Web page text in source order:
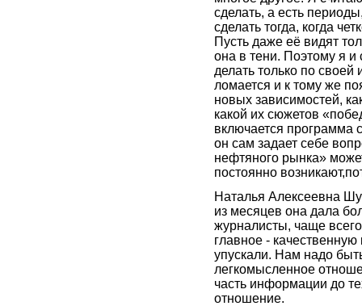
сделать, а есть
сделать тогда, когда
Пусть даже её видят
она в тени. Поэтому я и
делать только по своей
ломается и к тому же
новых зависимостей,
какой их сюжетов
включается программа
он сам задает себе
нефтяного рынка»
постоянно
Наталья Алексеевна
из месяцев она дала
журналисты, чаще
главное -
упускали. Нам надо
легкомысленное
часть информации до
отношение.